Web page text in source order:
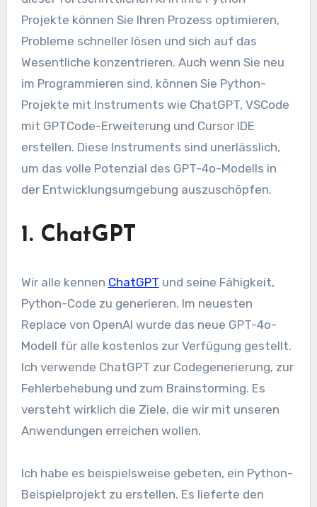
Projekte können Sie Ihren Prozess optimieren,
Probleme schneller lösen und sich auf das
Wesentliche konzentrieren. Auch wenn Sie neu
im Programmieren sind, können Sie Python-
Projekte mit Instruments wie ChatGPT, VSCode
mit GPTCode-Erweiterung und Cursor IDE
erstellen. Diese Instruments sind unerlässlich,
um das volle Potenzial des GPT-4o-Modells in
der Entwicklungsumgebung auszuschöpfen.
1. ChatGPT
Wir alle kennen ChatGPT und seine Fähigkeit,
Python-Code zu generieren. Im neuesten
Replace von OpenAI wurde das neue GPT-4o-
Modell für alle kostenlos zur Verfügung gestellt.
Ich verwende ChatGPT zur Codegenerierung, zur
Fehlerbehebung und zum Brainstorming. Es
versteht wirklich die Ziele, die wir mit unseren
Anwendungen erreichen wollen.
Ich habe es beispielsweise gebeten, ein Python-
Beispielprojekt zu erstellen. Es lieferte den